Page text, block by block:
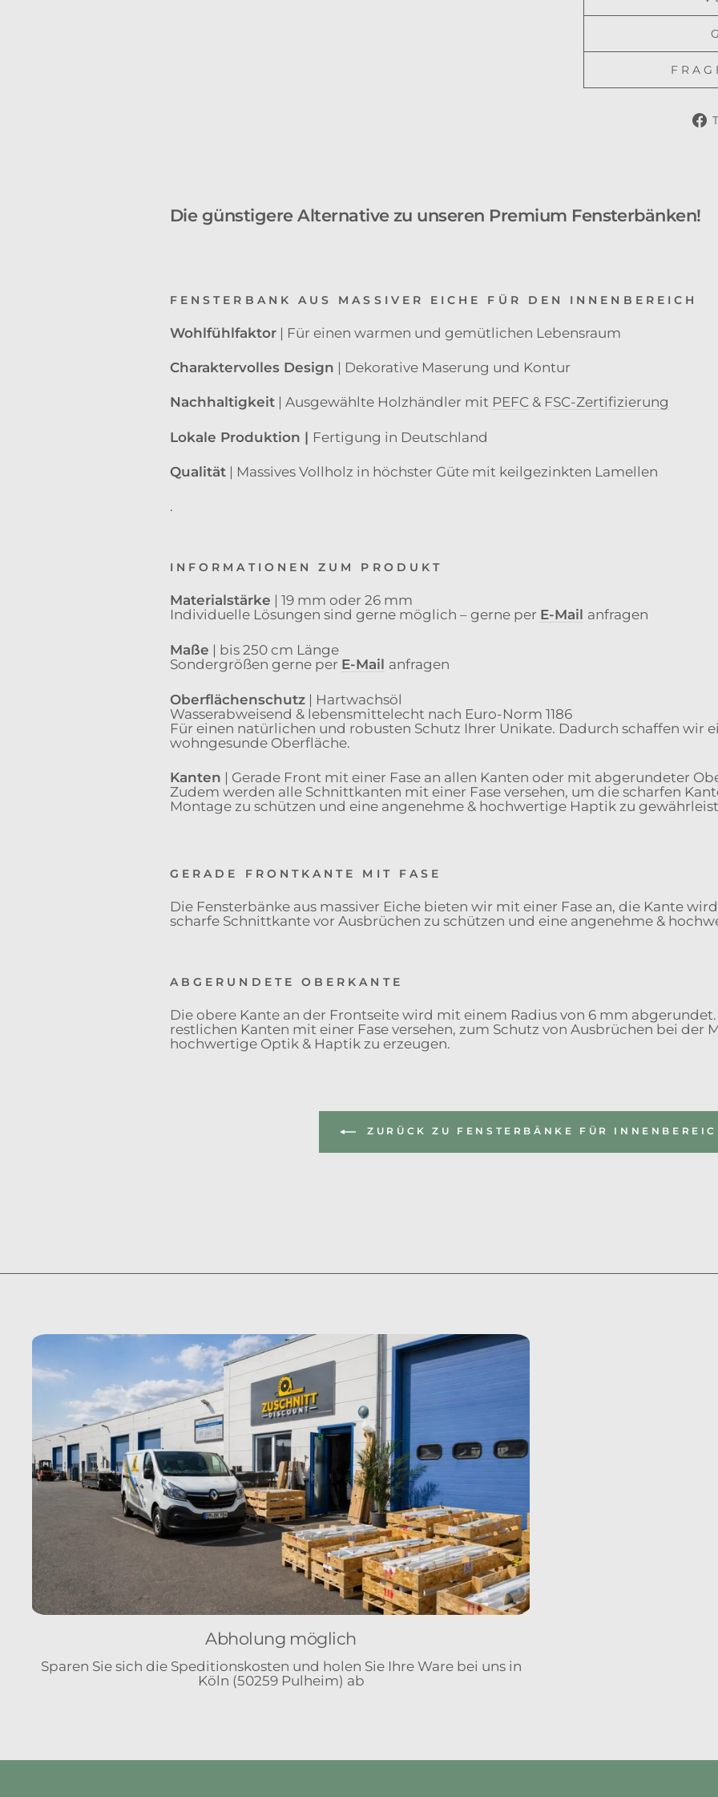
Die günstigere Alternative zu unseren Premium Fensterbänken!
FENSTERBANK AUS MASSIVER EICHE FÜR DEN INNENBEREICH
Wohlfühlfaktor | Für einen warmen und gemütlichen Lebensraum
Charaktervolles Design | Dekorative Maserung und Kontur
Nachhaltigkeit | Ausgewählte Holzhändler mit PEFC & FSC-Zertifizierung
Lokale Produktion | Fertigung in Deutschland
Qualität | Massives Vollholz in höchster Güte mit keilgezinkten Lamellen
.
INFORMATIONEN ZUM PRODUKT
Materialstärke | 19 mm oder 26 mm
Individuelle Lösungen sind gerne möglich – gerne per E-Mail anfragen
Maße | bis 250 cm Länge
Sondergrößen gerne per E-Mail anfragen
Oberflächenschutz | Hartwachsöl
Wasserabweisend & lebensmittelecht nach Euro-Norm 1186
Für einen natürlichen und robusten Schutz Ihrer Unikate. Dadurch schaffen wir
wohngesunde Oberfläche.
Kanten | Gerade Front mit einer Fase an allen Kanten oder mit abgerundeter
Zudem werden alle Schnittkanten mit einer Fase versehen, um die scharfen
Montage zu schützen und eine angenehme & hochwertige Haptik zu
GERADE FRONTKANTE MIT FASE
Die Fensterbänke aus massiver Eiche bieten wir mit einer Fase an, die Kante
scharfe Schnittkante vor Ausbrüchen zu schützen und eine angenehme &
ABGERUNDETE OBERKANTE
Die obere Kante an der Frontseite wird mit einem Radius von 6 mm
restlichen Kanten mit einer Fase versehen, zum Schutz von Ausbrüchen bei der
hochwertige Optik & Haptik zu erzeugen.
ZURÜCK ZU FENSTERBÄNKE FÜR
Abholung möglich
Sparen Sie sich die Speditionskosten und holen Sie Ihre Ware bei uns in
Köln (50259 Pulheim) ab